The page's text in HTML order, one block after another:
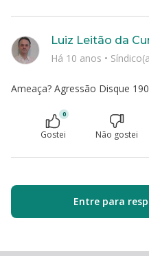
Ameaça? Agressão Disque
Luiz Leitão da
Há 10 anos •
0
Gostei Não gostei
Entre para